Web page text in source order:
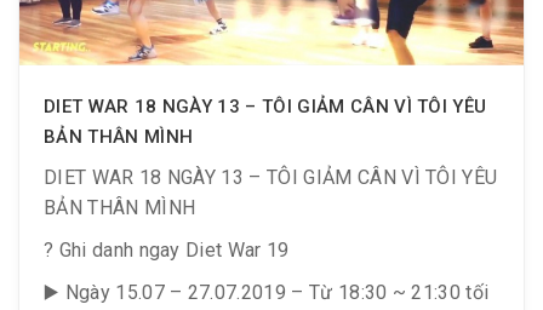
DIET WAR 18 NGÀY 13 – TÔI GIẢM CÂN VÌ TÔI YÊU
BẢN THÂN MÌNH
DIET WAR 18 NGÀY 13 – TÔI GIẢM CÂN VÌ TÔI YÊU
BẢN THÂN MÌNH
? Ghi danh ngay Diet War 19
▶️ Ngày 15.07 – 27.07.2019 – Từ 18:30 ~ 21:30 tối